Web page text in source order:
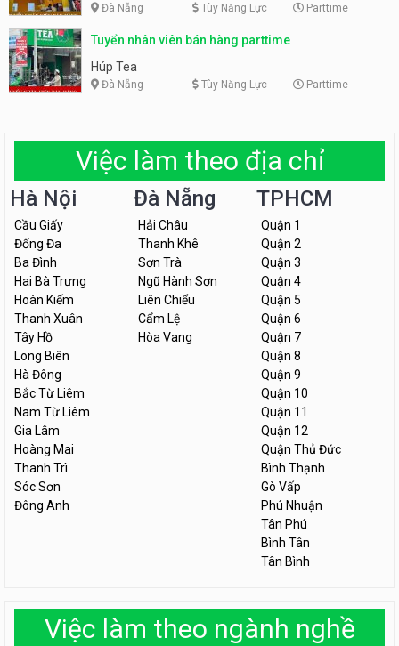
Đà Nẵng Tùy Năng Lực Parttime
Tuyển nhân viên bán hàng parttime
Húp Tea
Đà Nẵng Tùy Năng Lực Parttime
Việc làm theo địa chỉ
Hà Nội
Cầu Giấy
Đống Đa
Ba Đình
Hai Bà Trưng
Hoàn Kiếm
Thanh Xuân
Tây Hồ
Long Biên
Hà Đông
Bắc Từ Liêm
Nam Từ Liêm
Gia Lâm
Hoàng Mai
Thanh Trì
Sóc Sơn
Đông Anh
Đà Nẵng
Hải Châu
Thanh Khê
Sơn Trà
Ngũ Hành Sơn
Liên Chiểu
Cẩm Lệ
Hòa Vang
TPHCM
Quận 1
Quận 2
Quận 3
Quận 4
Quận 5
Quận 6
Quận 7
Quận 8
Quận 9
Quận 10
Quận 11
Quận 12
Quận Thủ Đức
Bình Thạnh
Gò Vấp
Phú Nhuận
Tân Phú
Bình Tân
Tân Bình
Việc làm theo ngành nghề